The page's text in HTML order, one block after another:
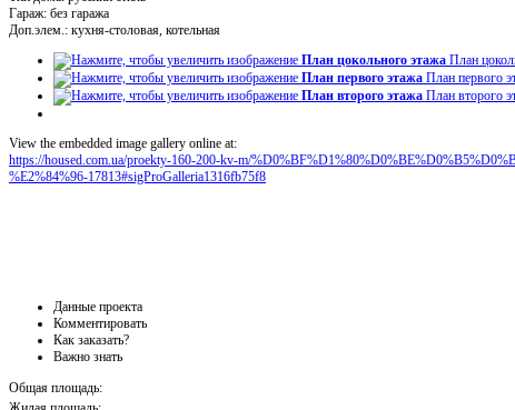
Гараж: без гаража
Доп.элем.: кухня-столовая, котельная
План цокольного этажа План
План первого этажа План первого
План второго этажа План второго
View the embedded image gallery online at:
https://housed.com.ua/proekty-160-200-kv-m/
%E2%84%96-17813#sigProGalleria1316fb75f8
Данные проекта
Комментировать
Как заказать?
Важно знать
Общая площадь: